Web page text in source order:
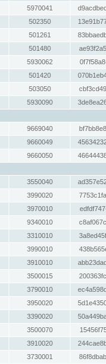
5970041
502350
501261
501480
5930062
501420
503050
5930090
9669040
9660049
9660050
3550040
3990020
3970010
9340010
3310010
3990010
3910010
3500015
3790010
3950020
3390020
3500070
3910020
3730001